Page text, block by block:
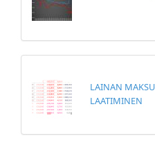
LAINAN
LAATIMINEN